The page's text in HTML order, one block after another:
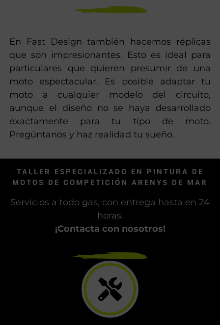
En Fast Design también hacemos réplicas
que son impresionantes. Esto es ideal para
particulares que quieren presumir de una
moto espectacular. Es posible adaptar tu
moto a cualquier modelo del circuito,
aunque el diseño no se haya desarrollado
exactamente para tu tipo de moto.
Pregúntanos y haz realidad tu sueño.
TALLER ESPECIALIZADO EN PINTURA DE
MOTOS DE COMPETICIÓN ARENYS DE MAR
Servicios a todo gas, con entrega hasta en 24
horas.
¡Contacta con nosotros!